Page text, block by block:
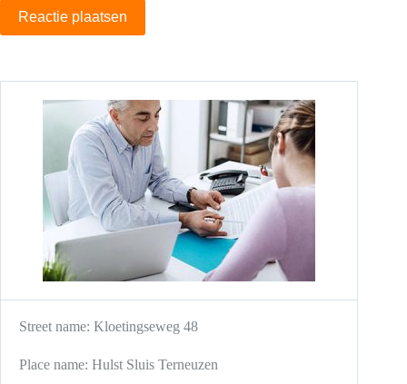
Reactie plaatsen
Street name: Kloetingseweg 48
Place name: Hulst Sluis Terneuzen